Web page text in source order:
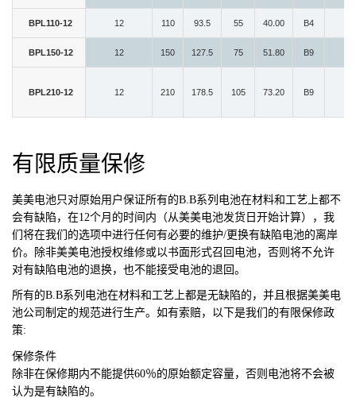
BPL110-12 12 110 93.5 55 40.00 B4
BPL150-12 12 150 127.5 75 51.80 B9
BPL210-12 12 210 178.5 105 73.20 B9
有限质量保修
美美电池 只对原始用户保证所有的B.B系列电池在材料和工艺上都不
会有缺陷，在12个月的时间内（从美美电池发货日开始计算），我
们将在我们的选项中进行任何有必要的维护/更换有缺陷电池的离岸
价。除非美美电池授权维修或以书面形式召回电池，否则将不允许
对有缺陷电池的退换，也不能接受电池的退回。
所有的B.B系列电池在材料和工艺上都是无缺陷的，并且根据美美电
池公司制定的规范进行生产。如有索赔，以下是我们的有限保修政
策:
保修条件
除非在保修期内不能提供60％的原始额定容量，否则电池将不会被
认为是有缺陷的。